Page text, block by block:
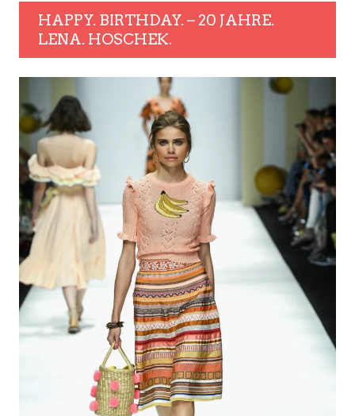
HAPPY. BIRTHDAY. – 20 JAHRE.
LENA. HOSCHEK.